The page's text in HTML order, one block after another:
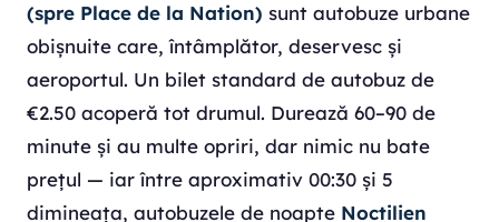
(spre Place de la Nation) sunt autobuze urbane
obișnuite care, întâmplător, deservesc și
aeroportul. Un bilet standard de autobuz de
€2.50 acoperă tot drumul. Durează 60–90 de
minute și au multe opriri, dar nimic nu bate
prețul — iar între aproximativ 00:30 și 5
dimineața, autobuzele de noapte Noctilien